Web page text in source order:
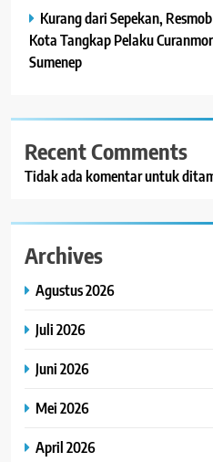
Kurang dari Sepekan,
Kota Tangkap Pelaku
Sumenep
Recent Comments
Tidak ada komentar untuk
Archives
Agustus 2026
Juli 2026
Juni 2026
Mei 2026
April 2026